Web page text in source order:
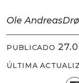
Ole Andreas
PUBLICADO
ÚLTIMA